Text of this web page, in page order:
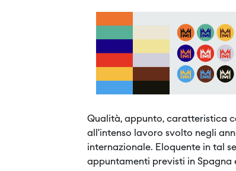
Qualità, appunto, caratteristica
all’intenso lavoro svolto negli
internazionale. Eloquente in tal
appuntamenti previsti in Spagna